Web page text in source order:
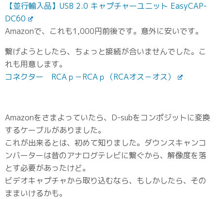
【並行輸入品】USB 2.0 キャプチャーユニット EasyCAP-
DC60
Amazonで、これも1,000円前後です。意外に安いです。
繋げようとしたら、ちょっと接続が合いませんでした。こ
れも用意します。
コネクター RCAｐ－RCAｐ（RCAオス－オス）
Amazonをさまよっていたら、D-subをコンポジットに変換
するケーブルがありました。
これが出来るとは、初めて知りました。ダウンスキャンコ
ンバーターは昔のアナログテレビに繋ぐから、解像度を落
とす必要があったけど。
ビデオキャプチャから取り込むなら、もしかしたら、その
ままいけるかも。